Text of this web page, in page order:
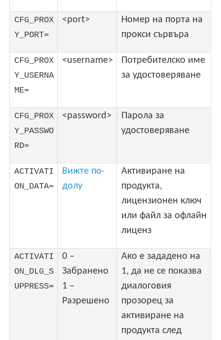
CFG_PROX
Y_PORT=
<port>
Номер на порта на
прокси сървъра
CFG_PROX
Y_USERNA
ME=
<username>
Потребителско име
за удостоверяване
CFG_PROX
Y_PASSWO
RD=
<password>
Парола за
удостоверяване
ACTIVATI
ON_DATA=
Вижте по-
долу
Активиране на
продукта,
лицензионен ключ
или файл за офлайн
лиценз
ACTIVATI
ON_DLG_S
UPPRESS=
0 –
Забранено
1 –
Разрешено
Ако е зададено на
1, да не се показва
диалоговия
прозорец за
активиране на
продукта след